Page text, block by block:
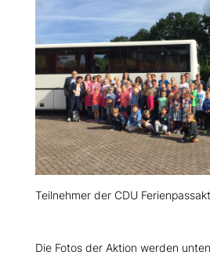
Teilnehmer der CDU
Die Fotos der Aktion werden